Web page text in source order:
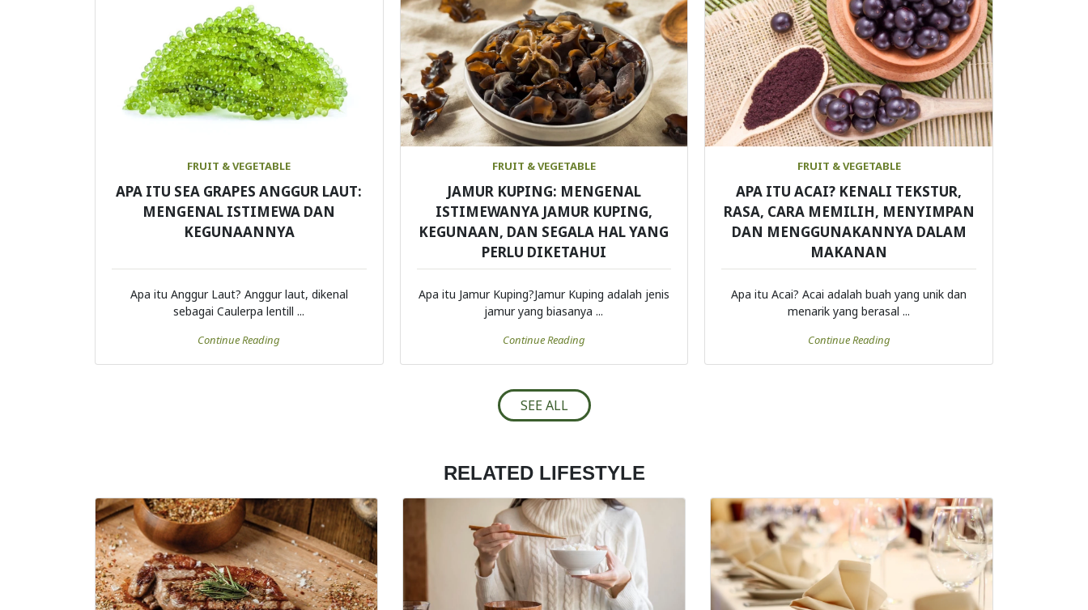
FRUIT & VEGETABLE
APA ITU SEA GRAPES ANGGUR LAUT:
MENGENAL ISTIMEWA DAN
KEGUNAANNYA
Apa itu Anggur Laut? Anggur laut, dikenal
sebagai Caulerpa lentill ...
Continue Reading
FRUIT & VEGETABLE
JAMUR KUPING: MENGENAL
ISTIMEWANYA JAMUR KUPING,
KEGUNAAN, DAN SEGALA HAL YANG
PERLU DIKETAHUI
Apa itu Jamur Kuping?Jamur Kuping adalah jenis
jamur yang biasanya ...
Continue Reading
FRUIT & VEGETABLE
APA ITU ACAI? KENALI TEKSTUR,
RASA, CARA MEMILIH, MENYIMPAN
DAN MENGGUNAKANNYA DALAM
MAKANAN
Apa itu Acai? Acai adalah buah yang unik dan
menarik yang berasal ...
Continue Reading
SEE ALL
RELATED LIFESTYLE